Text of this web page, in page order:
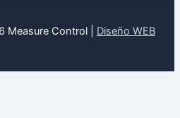
Control | Diseño WEB